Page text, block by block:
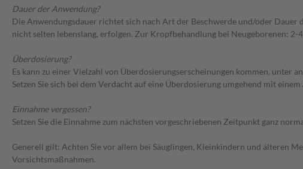
Dauer der Anwendung?
Die Anwendungsdauer richtet sich nach Art der Beschwerde und/oder
nicht selten lebenslang, erfolgen. Zur Kropfbehandlung bei Neugeborenen:
Überdosierung?
Es kann zu einer Vielzahl von Überdosierungserscheinungen kommen, unter
Setzen Sie sich bei dem Verdacht auf eine Überdosierung umgehend mit
Einnahme vergessen?
Setzen Sie die Einnahme zum nächsten vorgeschriebenen Zeitpunkt ganz
Generell gilt: Achten Sie vor allem bei Säuglingen, Kleinkindern und älteren
Vorsichtsmaßnahmen.